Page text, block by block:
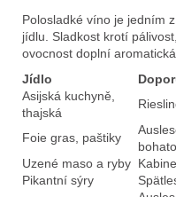
Polosladké víno je jedním
jídlu. Sladkost krotí
ovocnost doplní aromatická
Jídlo
Asijská kuchyně,
thajská
Foie gras, paštiky
Uzené maso a ryby
Pikantní sýry